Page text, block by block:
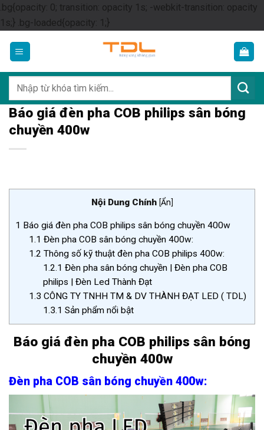
.bg{opacity: 0; transition: opacity 1s; -webkit-transition: opacity
1s;} .bg-loaded{opacity: 1;}Skip
content
kiếm:
Báo giá đèn pha COB philips sân bóng
chuyền 400w
Nội Dung Chính [Ẩn]
1 Báo giá đèn pha COB philips sân bóng chuyền 400w
1.1 Đèn pha COB sân bóng chuyền 400w:
1.2 Thông số kỹ thuật đèn pha COB philips 400w:
1.2.1 Đèn pha sân bóng chuyền | Đèn pha COB
philips | Đèn Led Thành Đạt
1.3 CÔNG TY TNHH TM & DV THÀNH ĐẠT LED ( TDL)
1.3.1 Sản phẩm nổi bật
Báo giá đèn pha COB philips sân bóng
chuyền 400w
Đèn pha COB sân bóng chuyền 400w: